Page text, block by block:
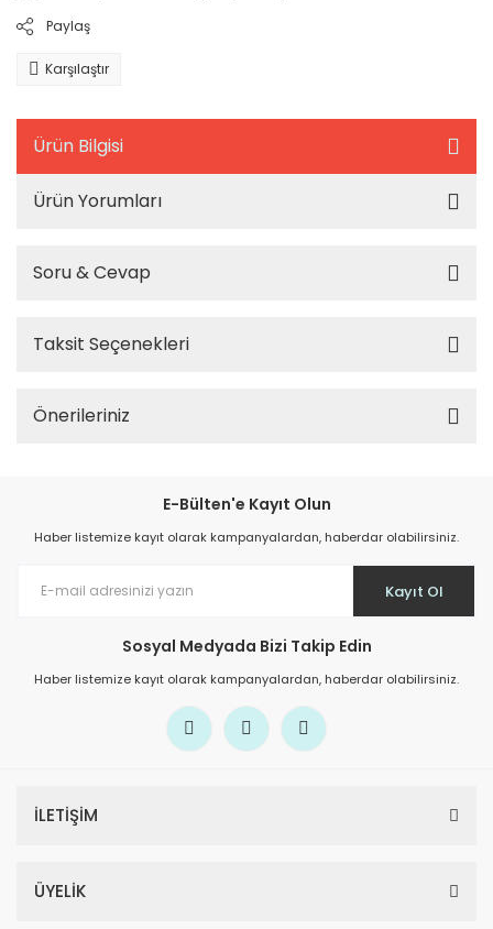
Paylaş
Karşılaştır
Ürün Bilgisi
Ürün Yorumları
Soru & Cevap
Taksit Seçenekleri
Önerileriniz
E-Bülten'e Kayıt Olun
Haber listemize kayıt olarak kampanyalardan, haberdar olabilirsiniz.
Kayıt Ol
Sosyal Medyada Bizi Takip Edin
Haber listemize kayıt olarak kampanyalardan, haberdar olabilirsiniz.
İLETİŞİM
ÜYELİK